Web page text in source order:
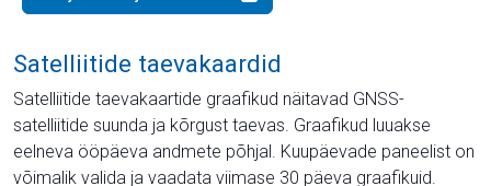
Satelliitide taevakaardid
Satelliitide taevakaartide graafikud näitavad GNSS-
satelliitide suunda ja kõrgust taevas. Graafikud luuakse
eelneva ööpäeva andmete põhjal. Kuupäevade paneelist on
võimalik valida ja vaadata viimase 30 päeva graafikuid.